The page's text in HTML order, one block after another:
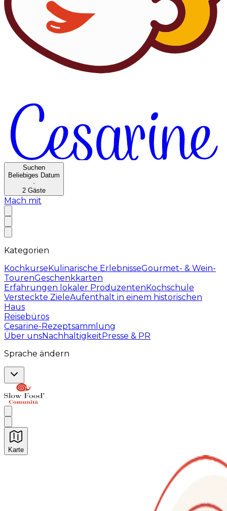
Suchen
Beliebiges Datum
·
2 Gäste
Mach mit
Kategorien
KochkurseKulinarische ErlebnisseGourmet- & Wein-
TourenGeschenkkarten
Erfahrungen lokaler ProduzentenKochschule
Versteckte ZieleAufenthalt in einem historischen
Haus
Reisebüros
Cesarine-Rezeptsammlung
Über unsNachhaltigkeitPresse & PR
Sprache ändern
Karte
Unvergessliche kulinarische Erlebnisse: